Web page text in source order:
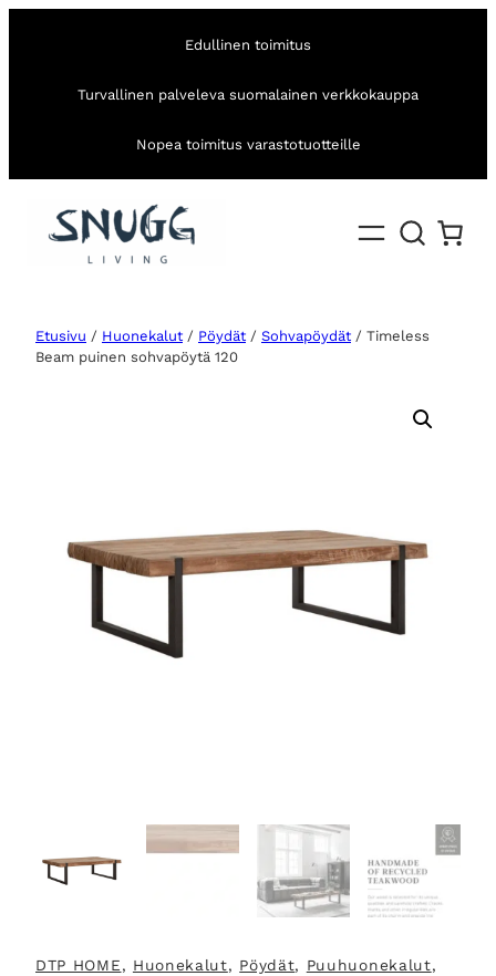
Edullinen toimitus
Turvallinen palveleva suomalainen verkkokauppa
Nopea toimitus varastotuotteille
Etusivu / Huonekalut / Pöydät / Sohvapöydät / Timeless
Beam puinen sohvapöytä 120
DTP HOME, Huonekalut, Pöydät, Puuhuonekalut